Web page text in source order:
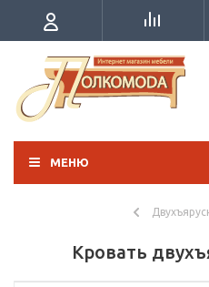
МЕНЮ
Кровать